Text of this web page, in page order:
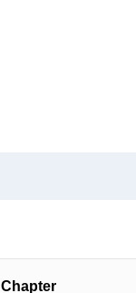
Chapter